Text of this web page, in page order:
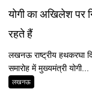
योगी का अखिलेश पर
रहते हैं
लखनऊ राष्ट्रीय हथकरघा
समारोह में मुख्यमंत्री योगी...
लखनऊ